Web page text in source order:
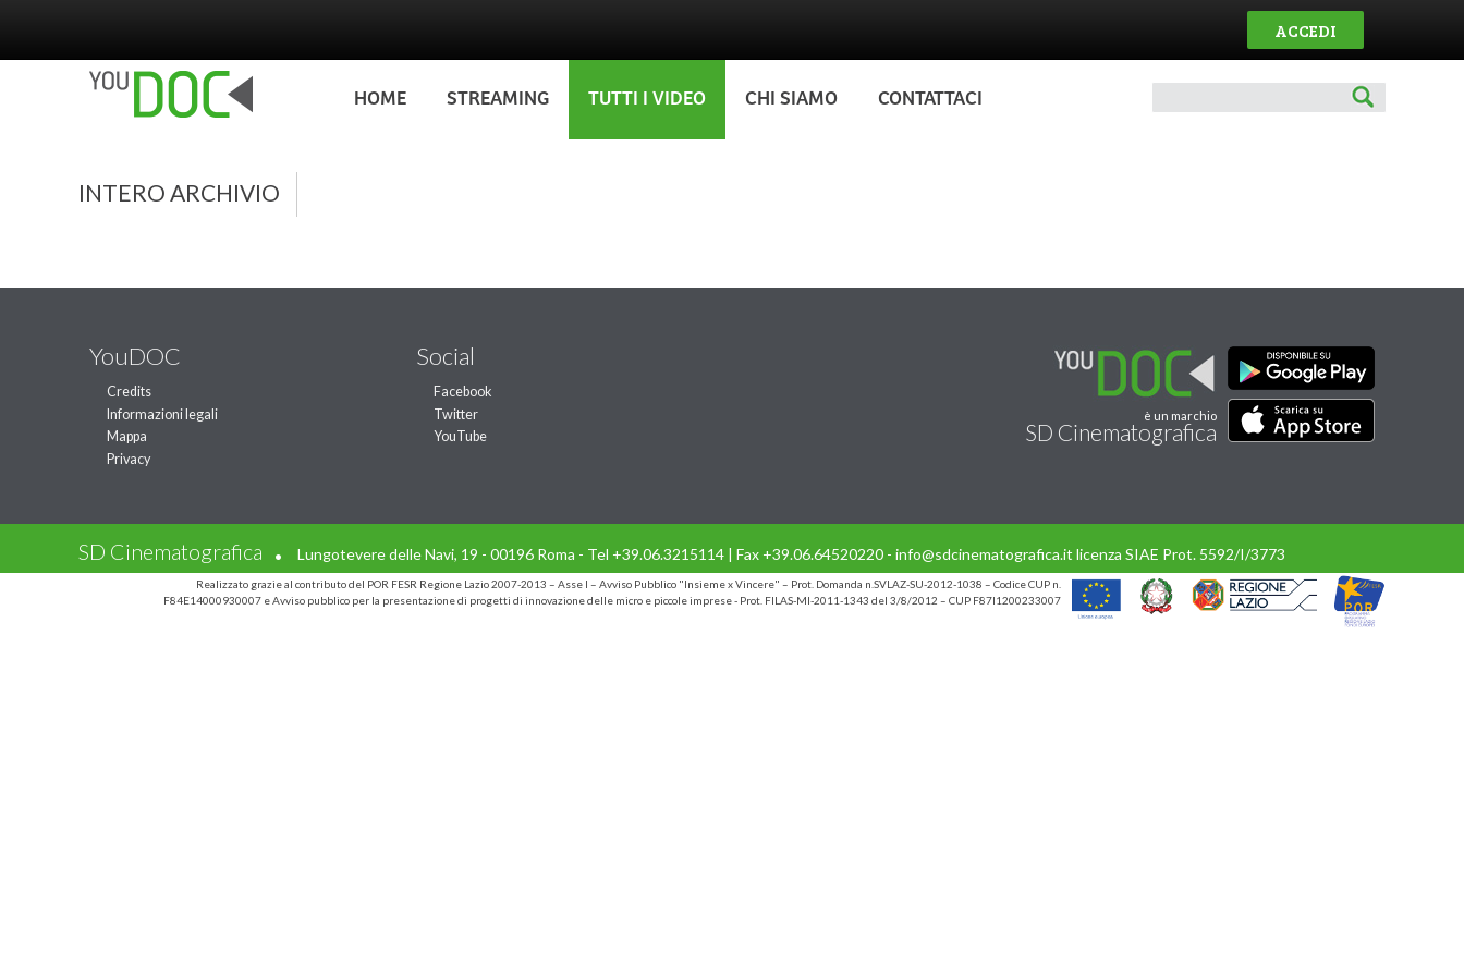
ACCEDI
HOME STREAMING TUTTI I VIDEO CHI SIAMO CONTATTACI
INTERO ARCHIVIO
YouDOC
Credits
Informazioni legali
Mappa
Privacy
Social
Facebook
Twitter
YouTube
è un marchio
SD Cinematografica
SD Cinematografica . Lungotevere delle Navi, 19 - 00196 Roma - Tel +39.06.3215114 | Fax +39.06.64520220 - info@sdcinematografica.it licenza SIAE Prot. 5592/I/3773
Realizzato grazie al contributo del POR FESR Regione Lazio 2007-2013 – Asse I – Avviso Pubblico "Insieme x Vincere" – Prot. Domanda n.SVLAZ-SU-2012-1038 – Codice CUP n.
F84E14000930007 e Avviso pubblico per la presentazione di progetti di innovazione delle micro e piccole imprese - Prot. FILAS-MI-2011-1343 del 3/8/2012 – CUP F87I1200233007